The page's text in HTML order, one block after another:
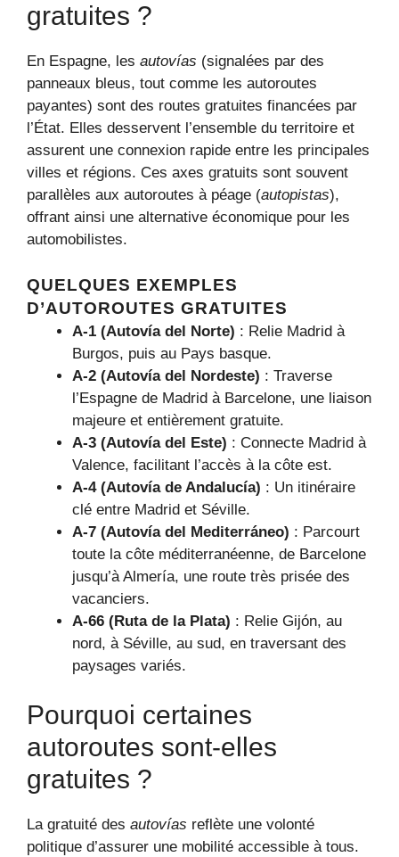
gratuites ?
En Espagne, les autovías (signalées par des
panneaux bleus, tout comme les autoroutes
payantes) sont des routes gratuites financées par
l’État. Elles desservent l’ensemble du territoire et
assurent une connexion rapide entre les principales
villes et régions. Ces axes gratuits sont souvent
parallèles aux autoroutes à péage (autopistas),
offrant ainsi une alternative économique pour les
automobilistes.
QUELQUES EXEMPLES
D’AUTOROUTES GRATUITES
A-1 (Autovía del Norte) : Relie Madrid à
Burgos, puis au Pays basque.
A-2 (Autovía del Nordeste) : Traverse
l’Espagne de Madrid à Barcelone, une liaison
majeure et entièrement gratuite.
A-3 (Autovía del Este) : Connecte Madrid à
Valence, facilitant l’accès à la côte est.
A-4 (Autovía de Andalucía) : Un itinéraire
clé entre Madrid et Séville.
A-7 (Autovía del Mediterráneo) : Parcourt
toute la côte méditerranéenne, de Barcelone
jusqu’à Almería, une route très prisée des
vacanciers.
A-66 (Ruta de la Plata) : Relie Gijón, au
nord, à Séville, au sud, en traversant des
paysages variés.
Pourquoi certaines
autoroutes sont-elles
gratuites ?
La gratuité des autovías reflète une volonté
politique d’assurer une mobilité accessible à tous.